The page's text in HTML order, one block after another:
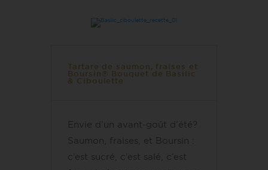
Tartare de saumon, fraises et
Boursin® Bouquet de Basilic
& Ciboulette
Envie d’un avant-goût d’été?
Saumon, fraises, et Boursin :
c’est sucré, c’est salé, c’est